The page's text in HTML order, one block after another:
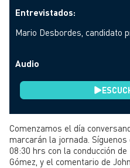
Entrevistados:
Mario Desbordes, candidato
Audio
Comenzamos el día
marcarán la jornada.
08:30 hrs con la conducción
Gómez, y el comentario de